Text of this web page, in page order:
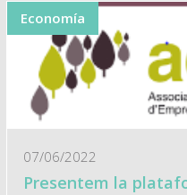
Economía
07/06/2022
Presentem la